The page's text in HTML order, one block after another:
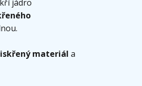
jádro
materiál a